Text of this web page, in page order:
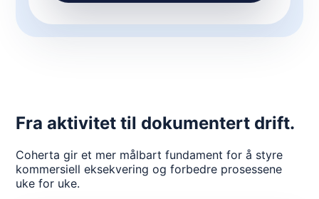
Fra aktivitet til dokumentert drift.
Coherta gir et mer målbart fundament for å styre
kommersiell eksekvering og forbedre prosessene
uke for uke.